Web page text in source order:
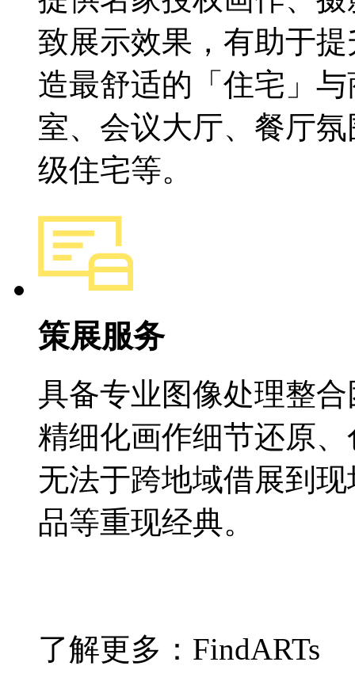
致展示效果，有助于
造最舒适的「住宅」与
室、会议大厅、餐厅氛
级住宅等。
策展服务
具备专业图像处理整合
精细化画作细节还原、
无法于跨地域借展到现
品等重现经典。
了解更多：FindARTs